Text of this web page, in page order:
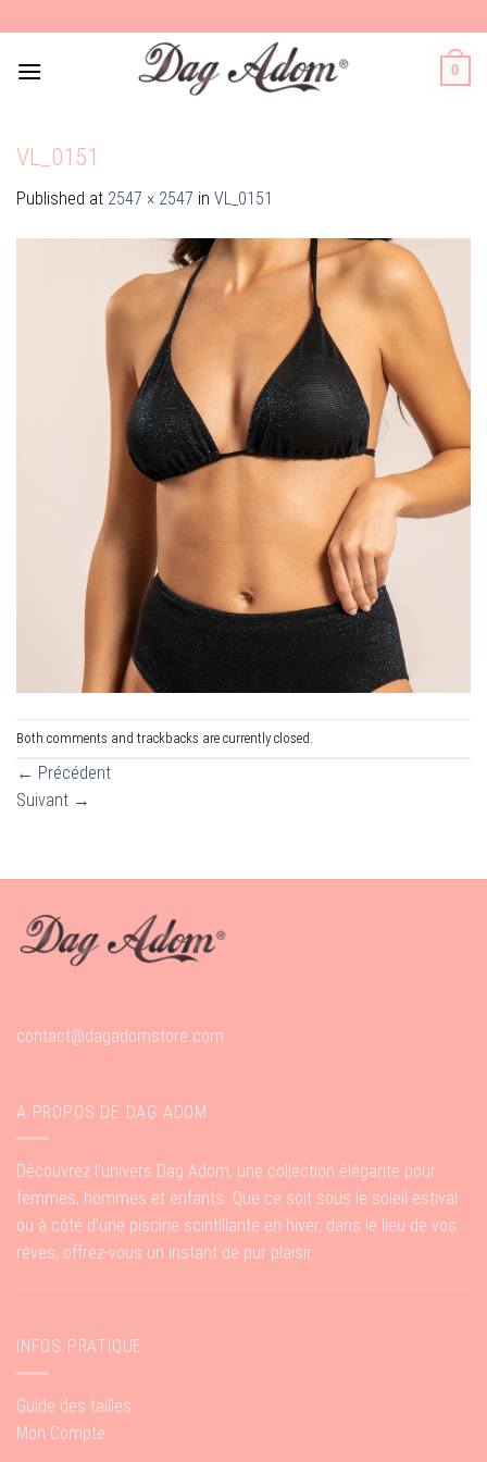
to
content
0
VL_0151
Published at 2547 × 2547 in VL_0151
Both comments and trackbacks are currently closed.
← Précédent
Suivant →
contact@dagadomstore.com
A PROPOS DE DAG ADOM
Découvrez l’univers Dag Adom, une collection élégante pour
femmes, hommes et enfants. Que ce soit sous le soleil estival
ou à côté d’une piscine scintillante en hiver, dans le lieu de vos
rêves, offrez-vous un instant de pur plaisir.
INFOS PRATIQUE
Guide des tailles
Mon Compte